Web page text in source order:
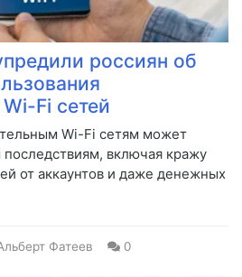
россиян об
Fi сетей
Wi-Fi сетям может
включая кражу
от аккаунтов и даже денежных
Фатеев 0